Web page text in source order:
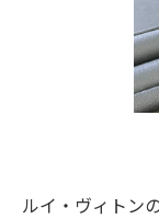
ルイ・ヴィトン